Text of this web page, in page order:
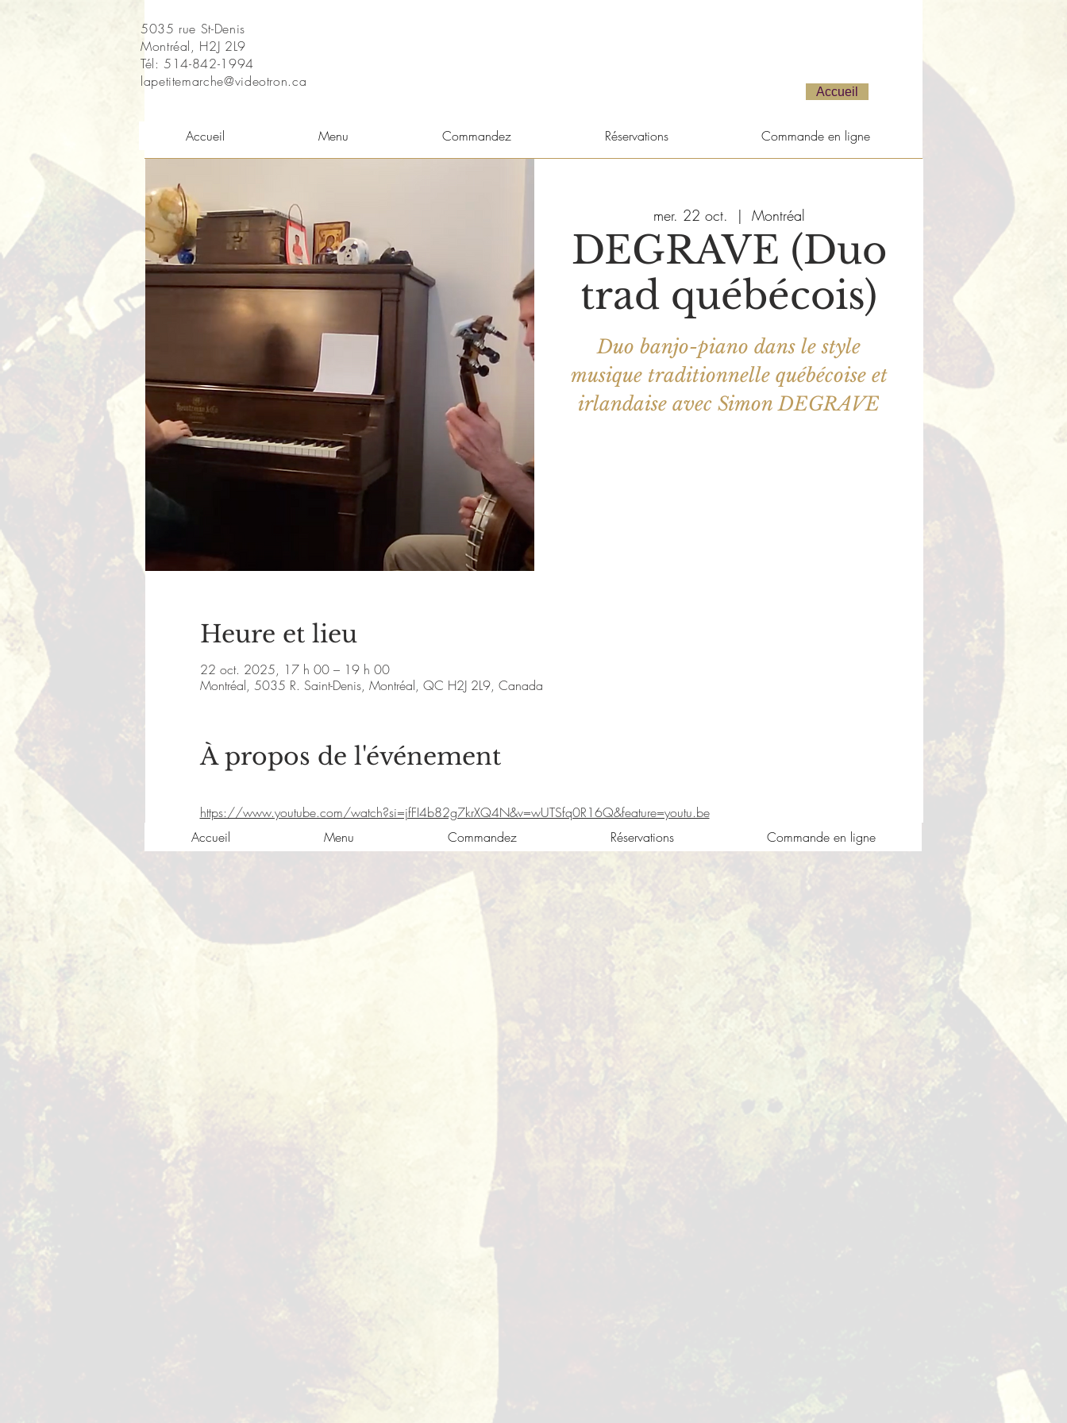
5035 rue St-Denis
Montréal, H2J 2L9
Tél: 514-842-1994
lapetitemarche@videotron.ca
Accueil
Accueil Menu Commandez Réservations Commande en ligne
mer. 22 oct.
  |
Montréal
DEGRAVE (Duo
trad québécois)
Duo banjo-piano dans le style
musique traditionnelle québécoise et
Heure et lieu
22 oct. 2025, 17 h 00 – 19 h 00
Montréal, 5035 R. Saint-Denis, Montréal, QC H2J 2L9, Canada
À propos de l'événement
https://www.youtube.com/watch?si=jfFI4b82g7krXQ4N&v=wUTSfq0R16Q&feature=youtu.be
Accueil
Menu Commandez Réservations Commande en ligne